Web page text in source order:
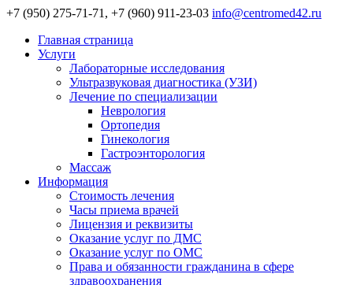
+7 (950) 275-71-71, +7 (960) 911-23-03 info@centromed42.ru
Главная страница
Услуги
Лабораторные исследования
Ультразвуковая диагностика (УЗИ)
Лечение по специализации
Неврология
Ортопедия
Гинекология
Гастроэнторология
Массаж
Информация
Стоимость лечения
Часы приема врачей
Лицензия и реквизиты
Оказание услуг по ДМС
Оказание услуг по ОМС
Права и обязанности гражданина в сфере
здравоохранения